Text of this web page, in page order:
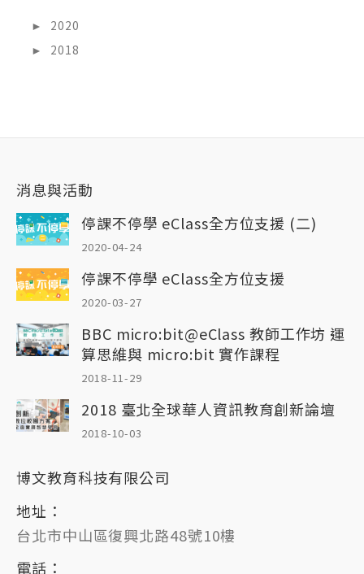
►
2020
►
2018
消息與活動
停課不停學 eClass全方位支援 (二)
2020-04-24
停課不停學 eClass全方位支援
2020-03-27
BBC micro:bit@eClass 教師工作坊 運
算思維與 micro:bit 實作課程
2018-11-29
2018 臺北全球華人資訊教育創新論壇
2018-10-03
博文教育科技有限公司
地址：
台北市中山區復興北路48號10樓
電話：